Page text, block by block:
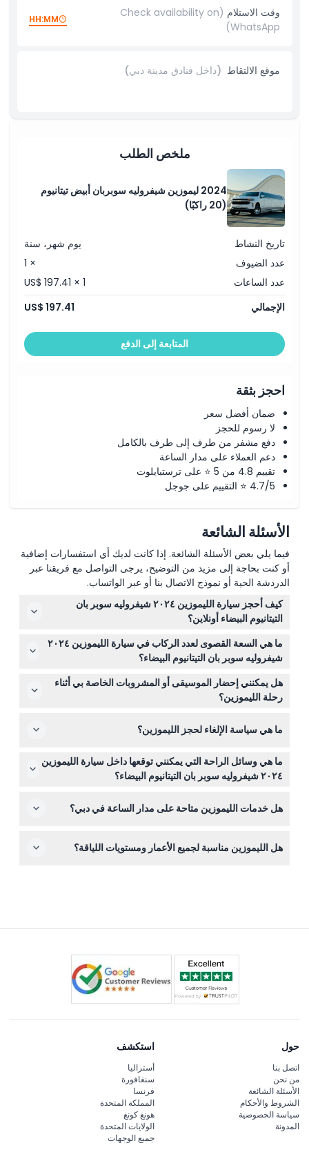
ما يجب معرفته
سياسة الإلغاء
وقت الاستلام
(Check availability on
WhatsApp)
HH:MM
موقع الالتقاط (داخل فنادق مدينة دبي)
ملخص الطلب
2024 ليموزين شيفروليه سوبربان أبيض تيتانيوم
(20 راكبًا)
تاريخ النشاط
يوم شهر، سنة
عدد الضيوف
× 1
عدد الساعات
US$ 197.41 × 1
الإجمالي
US$ 197.41
المتابعة إلى الدفع
احجز بثقة
ضمان أفضل سعر
لا رسوم للحجز
دفع مشفر من طرف إلى طرف بالكامل
دعم العملاء على مدار الساعة
تقييم 4.8 من 5 ⭐ على ترستبايلوت
4.7/5 ⭐ التقييم على جوجل
الأسئلة الشائعة
فيما يلي بعض الأسئلة الشائعة. إذا كانت لديك أي استفسارات إضافية
أو كنت بحاجة إلى مزيد من التوضيح، يرجى التواصل مع فريقنا عبر
الدردشة الحية أو نموذج الاتصال بنا أو عبر الواتساب.
كيف أحجز سيارة الليموزين ٢٠٢٤ شيفروليه سوبر بان
التيتانيوم البيضاء أونلاين؟
يمكنك حجز الليموزين بسهولة عبر الإنترنت هنا على هذا الموقع
من خلال اختيار التاريخ والوقت وخيار الحجز المطلوب (ساعي،
اتجاه واحد، أو ذهاب وعودة). يتم تأكيد التوافر والأسعار خلال
عملية الحجز.
ما هي السعة القصوى لعدد الركاب في سيارة الليموزين ٢٠٢٤
شيفروليه سوبر بان التيتانيوم البيضاء؟
تستوعب الليموزين حتى ٢٠ راكبًا بشكل مريح، مما يجعلها مثالية
للجولات الجماعية أو المناسبات الخاصة.
هل يمكنني إحضار الموسيقى أو المشروبات الخاصة بي أثناء
رحلة الليموزين؟
الأوكس وإحضار المشروبات الغازية والوجبات الخفيفة الخاصة
ما هي سياسة الإلغاء لحجز الليموزين؟
يمكنك الإلغاء حتى ٢٤ ساعة قبل الحجز لاسترداد كامل المبلغ،
على الرغم من احتمال تطبيق رسوم التحويل. يمكن إجراء
قبل الحجز أو في حالة عدم الحضور.
ما هي وسائل الراحة التي يمكنني توقعها داخل سيارة الليموزين
٢٠٢٤ شيفروليه سوبر بان التيتانيوم البيضاء؟
ترفيه من الطراز الأول، بالإضافة إلى مياه مجانية لرحلة فاخرة
هل خدمات الليموزين متاحة على مدار الساعة في دبي؟
لتناسب جدولك، ولكن التوافر المحدد للوقت المفضل لديك يظهر
هل الليموزين مناسبة لجميع الأعمار ومستويات اللياقة؟
حول
اتصل بنا
من نحن
الأسئلة الشائعة
الشروط والأحكام
سياسة الخصوصية
المدونة
استكشف
أستراليا
سنغافورة
فرنسا
المملكة المتحدة
هونغ كونغ
الولايات المتحدة
جميع الوجهات